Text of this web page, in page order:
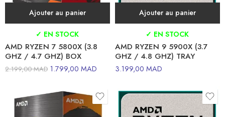
Ajouter au panier
✓ EN STOCK
AMD RYZEN 7 5800X (3.8
GHZ / 4.7 GHZ) BOX
2.199,00MAD 1.799,00 MAD
Ajouter au panier
✓ EN STOCK
AMD RYZEN 9 5900X (3.7
GHZ / 4.8 GHZ) TRAY
3.199,00 MAD